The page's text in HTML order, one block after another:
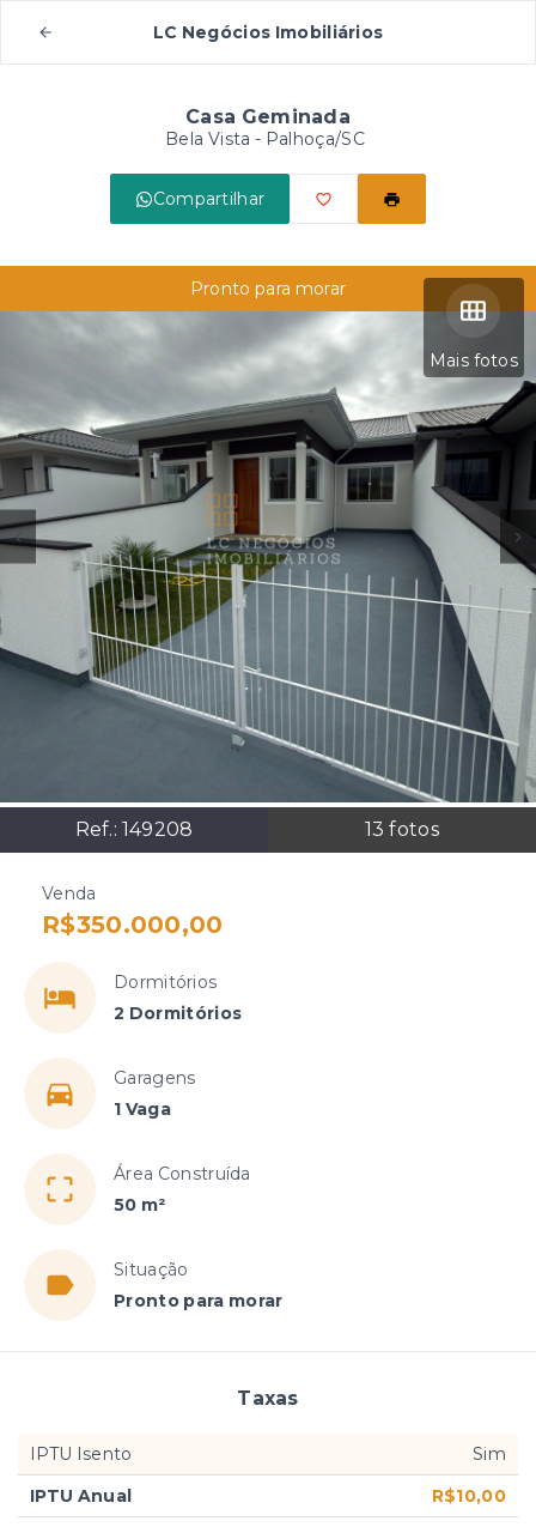
LC Negócios Imobiliários
Casa Geminada
Bela Vista - Palhoça/SC
Compartilhar
Mais fotos
Ref.: 149208 13 fotos
Pronto para morar
Venda
R$350.000,00
Dormitórios
2 Dormitórios
Garagens
1 Vaga
Área Construída
50 m²
Situação
Pronto para morar
Taxas
IPTU Isento
Sim
IPTU Anual
R$10,00